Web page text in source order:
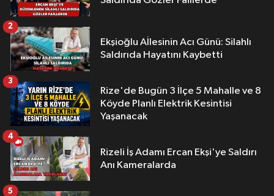
Ekşioğlu Aİlesinin Acı Günü: Silahlı
Saldırıda Hayatını Kaybetti
2
Rize'de Bugün 3 İlçe 5 Mahalle ve 8
Köyde Planlı Elektrik Kesintisi
Yaşanacak
3
Rizeli İş Adamı Ercan Ekşi'ye Saldırı
Anı Kameralarda
4
5